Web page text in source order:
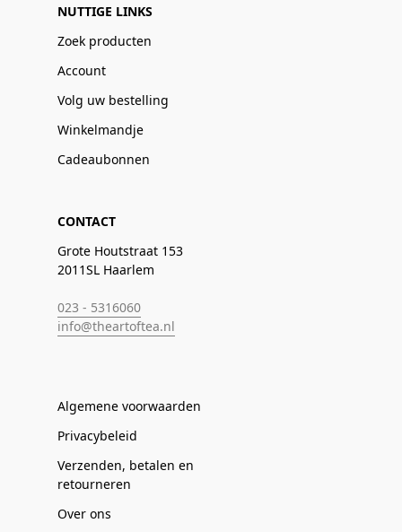
NUTTIGE LINKS
Zoek producten
Account
Volg uw bestelling
Winkelmandje
Cadeaubonnen
CONTACT
Grote Houtstraat 153
2011SL Haarlem
023 - 5316060
info@theartoftea.nl
Algemene voorwaarden
Privacybeleid
Verzenden, betalen en
retourneren
Over ons